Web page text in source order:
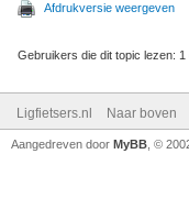
Afdrukversie weergeven
Gebruikers die dit topic lezen: 1
Ligfietsers.nl Naar boven
Aangedreven door MyBB , ©